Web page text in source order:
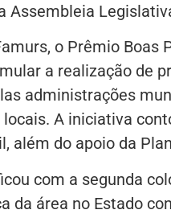
Assembleia
o Prêmio
a realização de
administrações
A iniciativa
além do apoio da
com a segunda
da área no Estado